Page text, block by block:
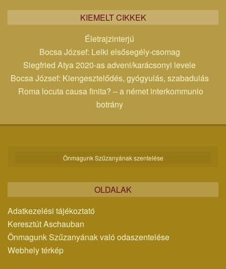
KIEMELT CIKKEK
Életrajzinterjú
Bocsa József: Lelki elsősegély-csomag
Siegfried Atya 2020-as adveni/karácsonyi levele
Bocsa József: Kiengesztelődés, gyógyulás, szabadulás
Roma locuta causa finita? – a német interkommunio
botrány
Önmagunk Szűzanyának szentelése
OLDALAK
Adatkezelési tájékoztató
Keresztút Aschauban
Önmagunk Szűzanyának való odaszentelése
Webhely térkép